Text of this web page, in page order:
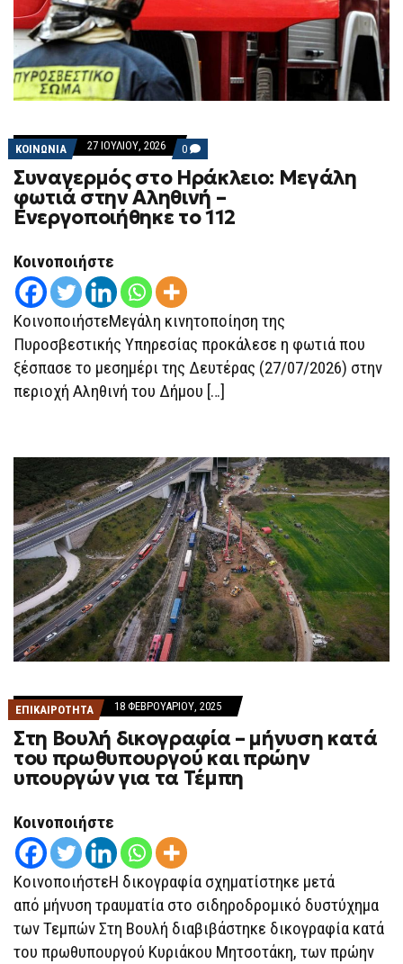
ΚΟΙΝΩΝΙΑ 27 ΙΟΥΛΊΟΥ, 2026 0 COMMENTS
ON
ΣΥΝΑΓΕΡΜΌΣ
ΣΤΟ
ΗΡΆΚΛΕΙΟ:
ΜΕΓΆΛΗ
ΦΩΤΙΆ
Συναγερμός στο Ηράκλειο: Μεγάλη
φωτιά στην Αληθινή –
Ενεργοποιήθηκε το 112
Κοινοποιήστε
ΚοινοποιήστεΜεγάλη κινητοποίηση της
Πυροσβεστικής Υπηρεσίας προκάλεσε η φωτιά που
ξέσπασε το μεσημέρι της Δευτέρας (27/07/2026) στην
περιοχή Αληθινή του Δήμου […]
ΕΠΙΚΑΙΡΟΤΗΤΑ 18 ΦΕΒΡΟΥΑΡΊΟΥ, 2025
Στη Βουλή δικογραφία – μήνυση κατά
του πρωθυπουργού και πρώην
υπουργών για τα Τέμπη
Κοινοποιήστε
ΚοινοποιήστεΗ δικογραφία σχηματίστηκε μετά
από μήνυση τραυματία στο σιδηροδρομικό δυστύχημα
των Τεμπών Στη Βουλή διαβιβάστηκε δικογραφία κατά
του πρωθυπουργού Κυριάκου Μητσοτάκη, των πρώην